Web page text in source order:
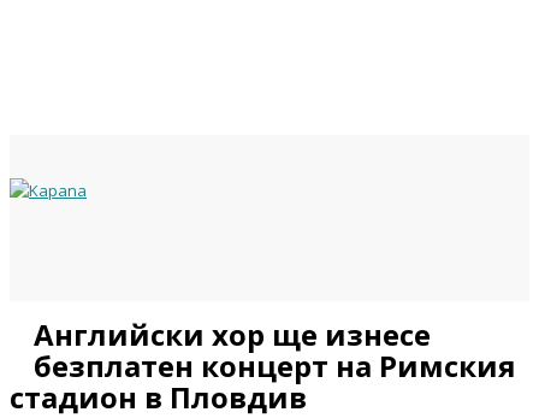
Английски хор ще изнесе
безплатен концерт на Римския
стадион в Пловдив
Year
Month
Year
Month